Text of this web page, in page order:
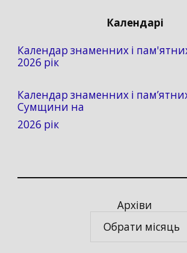
Календарі
Календар знаменних і
2026 рік
Календар знаменних і
Сумщини на
2026 рік
Архіви